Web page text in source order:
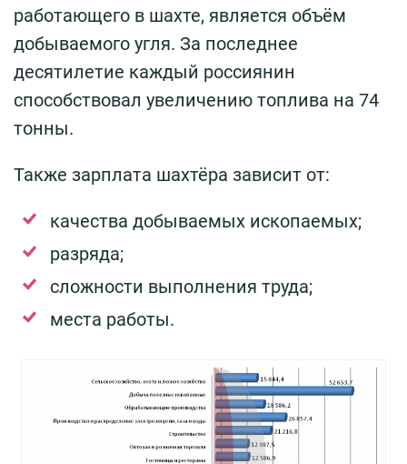
работающего в шахте, является объём
добываемого угля. За последнее
десятилетие каждый россиянин
способствовал увеличению топлива на 74
тонны.
Также зарплата шахтёра зависит от:
качества добываемых ископаемых;
разряда;
сложности выполнения труда;
места работы.